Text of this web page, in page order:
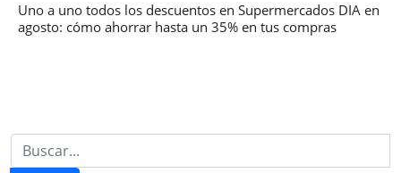
Uno a uno todos los descuentos en Supermercados DIA en
agosto: cómo ahorrar hasta un 35% en tus compras